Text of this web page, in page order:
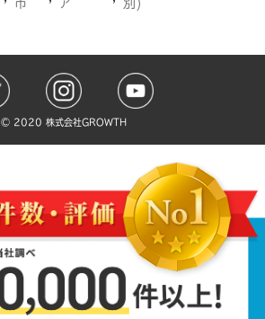
市
ア
別)
©️ 2020 株式会社GROWTH